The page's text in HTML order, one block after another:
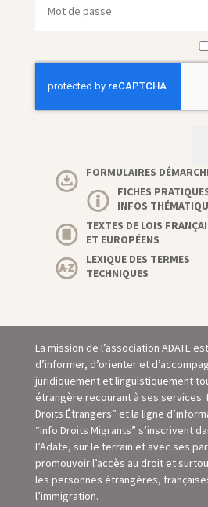
FORMULAIRES
FICHES
INFOS
TEXTES DE LOIS
ET EUROPÉENS
LEXIQUE DES TERMES
TECHNIQUES
La mission de l’association ADATE
d’informer, d’orienter et
juridiquement et linguistiquement
étrangère recourant à ses services.
Droits Étrangers” et la ligne
“info Droits Migrants” s’inscrivent
l’Adate, sur le terrain et avec ses
promouvoir l’accès au droit et
les personnes étrangères,
l’immigration.